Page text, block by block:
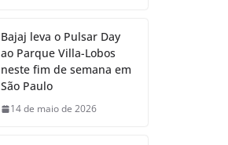
Bajaj leva o Pulsar Day
ao Parque Villa-Lobos
neste fim de semana em
São Paulo
14 de maio de 2026